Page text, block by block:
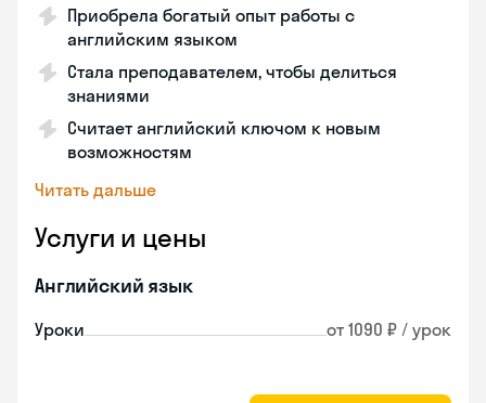
Приобрела богатый опыт работы с
английским языком
Стала преподавателем, чтобы делиться
знаниями
Считает английский ключом к новым
возможностям
Читать дальше
Услуги и цены
Английский язык
Уроки от 1090 ₽ / урок